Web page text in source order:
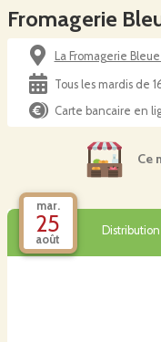
La Fromagerie
Tous les mardis de
Carte bancaire en
Ce
mar.
25
août